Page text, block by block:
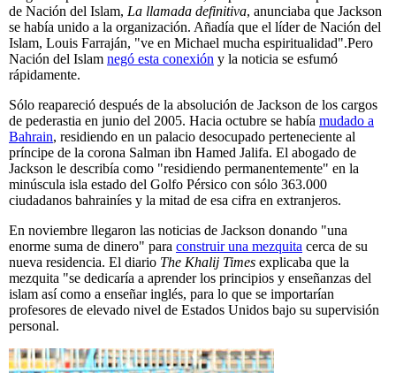
de Nación del Islam, La llamada definitiva, anunciaba que Jackson
se había unido a la organización. Añadía que el líder de Nación del
Islam, Louis Farraján, "ve en Michael mucha espiritualidad".Pero
Nación del Islam negó esta conexión y la noticia se esfumó
rápidamente.
Sólo reapareció después de la absolución de Jackson de los cargos
de pederastia en junio del 2005. Hacia octubre se había mudado a
Bahrain, residiendo en un palacio desocupado perteneciente al
príncipe de la corona Salman ibn Hamed Jalifa. El abogado de
Jackson le describía como "residiendo permanentemente" en la
minúscula isla estado del Golfo Pérsico con sólo 363.000
ciudadanos bahrainíes y la mitad de esa cifra en extranjeros.
En noviembre llegaron las noticias de Jackson donando "una
enorme suma de dinero" para construir una mezquita cerca de su
nueva residencia. El diario The Khalij Times explicaba que la
mezquita "se dedicaría a aprender los principios y enseñanzas del
islam así como a enseñar inglés, para lo que se importarían
profesores de elevado nivel de Estados Unidos bajo su supervisión
personal.